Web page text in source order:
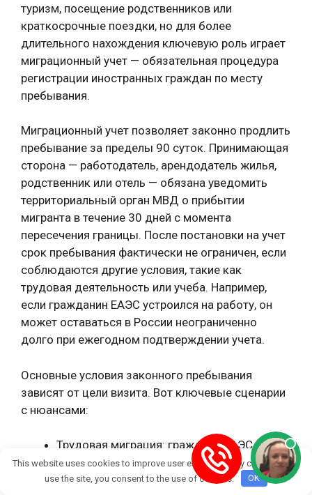
туризм, посещение родственников или
краткосрочные поездки, но для более
длительного нахождения ключевую роль играет
миграционный учет — обязательная процедура
регистрации иностранных граждан по месту
пребывания.
Миграционный учет позволяет законно продлить
пребывание за пределы 90 суток. Принимающая
сторона — работодатель, арендодатель жилья,
родственник или отель — обязана уведомить
территориальный орган МВД о прибытии
мигранта в течение 30 дней с момента
пересечения границы. После постановки на учет
срок пребывания фактически не ограничен, если
соблюдаются другие условия, такие как
трудовая деятельность или учеба. Например,
если гражданин ЕАЭС устроился на работу, он
может оставаться в России неограниченно
долго при ежегодном подтверждении учета.
Основные условия законного пребывания
зависят от цели визита. Вот ключевые сценарии
с нюансами:
Трудовая миграция: граждане ЕАЭС
работают без разрешения на работу или
вида на жительство (РВП). Для
This website uses cookies to improve user experience. By continuing to
use the site, you consent to the use of cookies.
OK